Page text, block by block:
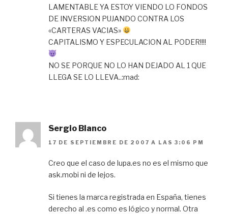
LAMENTABLE YA ESTOY VIENDO LO FONDOS
DE INVERSION PUJANDO CONTRA LOS
«CARTERAS VACIAS»
CAPITALISMO Y ESPECULACION AL PODER!!!!
NO SE PORQUE NO LO HAN DEJADO AL 1 QUE
LLEGA SE LO LLEVA..:mad:
Sergio Blanco
17 DE SEPTIEMBRE DE 2007 A LAS 3:06 PM
Creo que el caso de lupa.es no es el mismo que
ask.mobi ni de lejos.
Si tienes la marca registrada en España, tienes
derecho al .es como es lógico y normal. Otra